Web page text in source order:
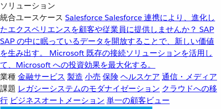
ソリューション
統合ユースケース SalesforceSalesforce 連携により、進化し
たエクスペリエンスを顧客や従業員に提供しませんか？ SAP
SAP の中に眠っているデータを開放することで、新しい価値
を生み出す。
Microsoft 既存の接続ソリューションを活用し
て、Microsoft への投資効果を最大化する。
業種金融サービス 製造 小売 保険 ヘルスケア 通信・メディア
課題 レガシーシステムのモダナイゼーション クラウドへの移
行 ビジネスオートメーション 単一の顧客ビュー